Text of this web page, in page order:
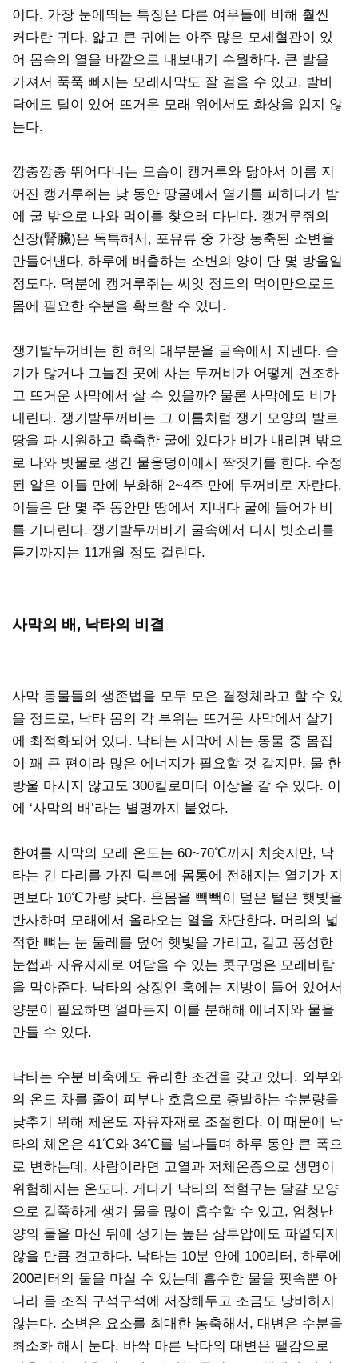
이다. 가장 눈에띄는 특징은 다른 여우들에 비해 훨씬
커다란 귀다. 얇고 큰 귀에는 아주 많은 모세혈관이 있
어 몸속의 열을 바깥으로 내보내기 수월하다. 큰 발을
가져서 푹푹 빠지는 모래사막도 잘 걸을 수 있고, 발바
닥에도 털이 있어 뜨거운 모래 위에서도 화상을 입지 않
는다.
깡충깡충 뛰어다니는 모습이 캥거루와 닮아서 이름 지
어진 캥거루쥐는 낮 동안 땅굴에서 열기를 피하다가 밤
에 굴 밖으로 나와 먹이를 찾으러 다닌다. 캥거루쥐의
신장(腎臟)은 독특해서, 포유류 중 가장 농축된 소변을
만들어낸다. 하루에 배출하는 소변의 양이 단 몇 방울일
정도다. 덕분에 캥거루쥐는 씨앗 정도의 먹이만으로도
몸에 필요한 수분을 확보할 수 있다.
쟁기발두꺼비는 한 해의 대부분을 굴속에서 지낸다. 습
기가 많거나 그늘진 곳에 사는 두꺼비가 어떻게 건조하
고 뜨거운 사막에서 살 수 있을까? 물론 사막에도 비가
내린다. 쟁기발두꺼비는 그 이름처럼 쟁기 모양의 발로
땅을 파 시원하고 축축한 굴에 있다가 비가 내리면 밖으
로 나와 빗물로 생긴 물웅덩이에서 짝짓기를 한다. 수정
된 알은 이틀 만에 부화해 2~4주 만에 두꺼비로 자란다.
이들은 단 몇 주 동안만 땅에서 지내다 굴에 들어가 비
를 기다린다. 쟁기발두꺼비가 굴속에서 다시 빗소리를
듣기까지는 11개월 정도 걸린다.
사막의 배, 낙타의 비결
사막 동물들의 생존법을 모두 모은 결정체라고 할 수 있
을 정도로, 낙타 몸의 각 부위는 뜨거운 사막에서 살기
에 최적화되어 있다. 낙타는 사막에 사는 동물 중 몸집
이 꽤 큰 편이라 많은 에너지가 필요할 것 같지만, 물 한
방울 마시지 않고도 300킬로미터 이상을 갈 수 있다. 이
에 ‘사막의 배’라는 별명까지 붙었다.
한여름 사막의 모래 온도는 60~70℃까지 치솟지만, 낙
타는 긴 다리를 가진 덕분에 몸통에 전해지는 열기가 지
면보다 10℃가량 낮다. 온몸을 빽빽이 덮은 털은 햇빛을
반사하며 모래에서 올라오는 열을 차단한다. 머리의 넓
적한 뼈는 눈 둘레를 덮어 햇빛을 가리고, 길고 풍성한
눈썹과 자유자재로 여닫을 수 있는 콧구멍은 모래바람
을 막아준다. 낙타의 상징인 혹에는 지방이 들어 있어서
양분이 필요하면 얼마든지 이를 분해해 에너지와 물을
만들 수 있다.
낙타는 수분 비축에도 유리한 조건을 갖고 있다. 외부와
의 온도 차를 줄여 피부나 호흡으로 증발하는 수분량을
낮추기 위해 체온도 자유자재로 조절한다. 이 때문에 낙
타의 체온은 41℃와 34℃를 넘나들며 하루 동안 큰 폭으
로 변하는데, 사람이라면 고열과 저체온증으로 생명이
위험해지는 온도다. 게다가 낙타의 적혈구는 달걀 모양
으로 길쭉하게 생겨 물을 많이 흡수할 수 있고, 엄청난
양의 물을 마신 뒤에 생기는 높은 삼투압에도 파열되지
않을 만큼 견고하다. 낙타는 10분 안에 100리터, 하루에
200리터의 물을 마실 수 있는데 흡수한 물을 핏속뿐 아
니라 몸 조직 구석구석에 저장해두고 조금도 낭비하지
않는다. 소변은 요소를 최대한 농축해서, 대변은 수분을
최소화 해서 눈다. 바싹 마른 낙타의 대변은 땔감으로